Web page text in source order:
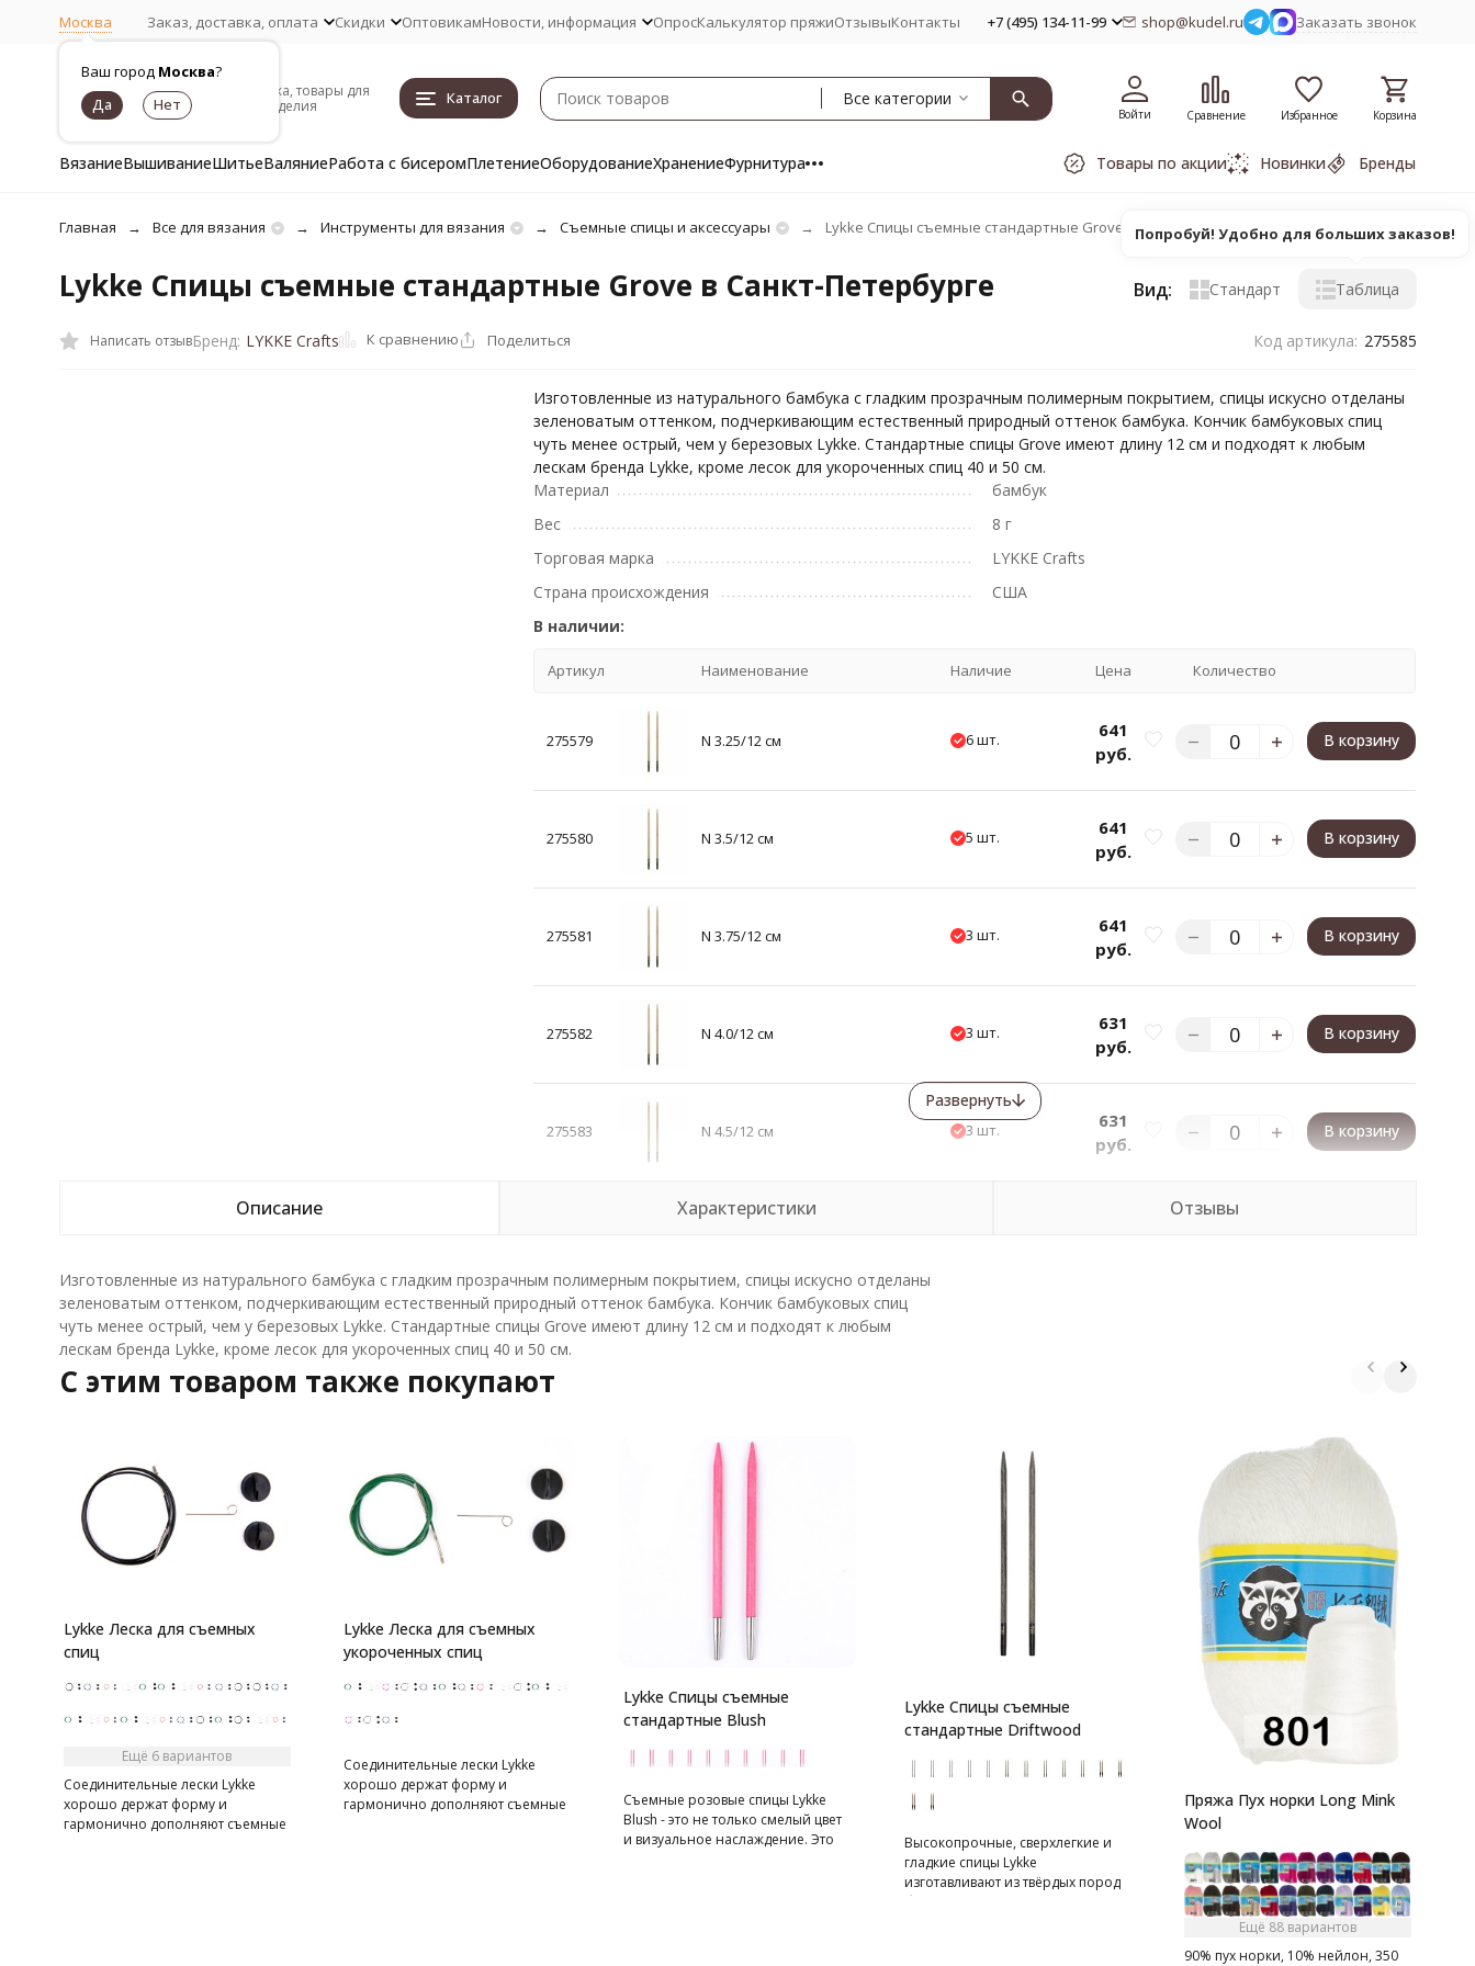
Москва
Ваш город Москва?
Заказ, доставка, оплата Скидки ОптовикамНовости, информация ОпросКалькулятор пряжиОтзывыКонтакты +7 (495) 134-11-99 shop@kudel.ru Заказать звонок
Пряжа, товары для
рукоделия
Каталог Все категории
Войти Сравнение Избранное Корзина
ВязаниеВышиваниеШитьеВаляниеРабота с бисеромПлетениеОборудованиеХранениеФурнитура Товары по акции Новинки Бренды
Главная Все для вязания Инструменты для вязания Съемные спицы и аксессуары Lykke Спицы съемные стандартные Grove
Lykke Спицы съемные стандартные Grove в Санкт-Петербурге Вид: Стандарт Таблица
Написать отзывБренд: LYKKE Crafts К сравнению Поделиться Код артикула: 275585
Изготовленные из натурального бамбука с гладким прозрачным полимерным покрытием, спицы искусно отделаны
зеленоватым оттенком, подчеркивающим естественный природный оттенок бамбука. Кончик бамбуковых спиц
чуть менее острый, чем у березовых Lykke. Стандартные спицы Grove имеют длину 12 см и подходят к любым
лескам бренда Lykke, кроме лесок для укороченных спиц 40 и 50 см.
Материал
бамбук
Вес
8 г
Торговая марка
LYKKE Crafts
Страна происхождения
США
В наличии:
Артикул Наименование Наличие Цена Количество
275579 N 3.25/12 см 6 шт.
641
руб.
В корзину
275580 N 3.5/12 см 5 шт.
641
руб.
В корзину
275581 N 3.75/12 см 3 шт.
641
руб.
В корзину
275582 N 4.0/12 см 3 шт.
631
руб.
В корзину
275583 N 4.5/12 см 3 шт.
631
руб.
В корзину
Развернуть
Описание Характеристики Отзывы
Изготовленные из натурального бамбука с гладким прозрачным полимерным покрытием, спицы искусно отделаны
зеленоватым оттенком, подчеркивающим естественный природный оттенок бамбука. Кончик бамбуковых спиц
чуть менее острый, чем у березовых Lykke. Стандартные спицы Grove имеют длину 12 см и подходят к любым
лескам бренда Lykke, кроме лесок для укороченных спиц 40 и 50 см.
C этим товаром также покупают
Lykke Леска для съемных
спиц
Ещё 6 вариантов
Соединительные лески Lykke
хорошо держат форму и
гармонично дополняют съемные
Lykke Леска для съемных
укороченных спиц
Соединительные лески Lykke
хорошо держат форму и
гармонично дополняют съемные
Lykke Спицы съемные
стандартные Blush
Съемные розовые спицы Lykke
Blush - это не только смелый цвет
и визуальное наслаждение. Это
Lykke Спицы съемные
стандартные Driftwood
Высокопрочные, сверхлегкие и
гладкие спицы Lykke
изготавливают из твёрдых пород
березы на 80% вручную. Спицы
Пряжа Пух норки Long Mink
Wool
Ещё 88 вариантов
90% пух норки, 10% нейлон, 350
Попробуй! Удобно для больших заказов!